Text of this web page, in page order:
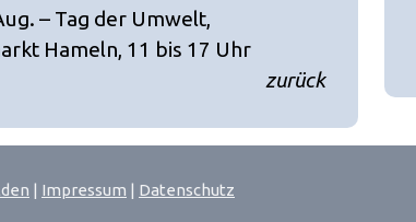
– Tag der Umwelt,
Hameln, 11 bis 17 Uhr
zurück
| Impressum | Datenschutz